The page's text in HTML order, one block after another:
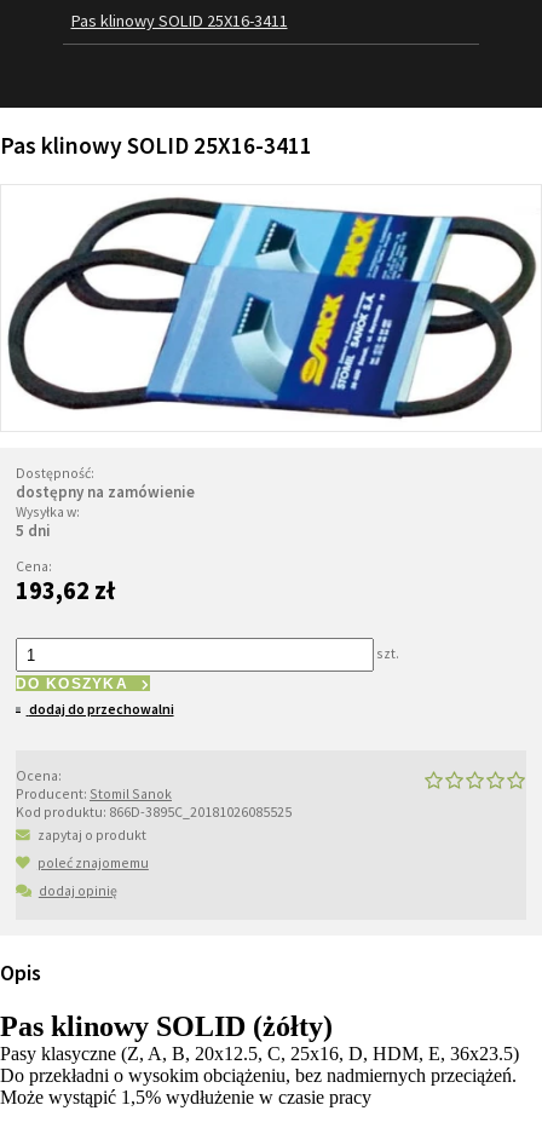
KONTAKTPas klinowy SOLID 25X16-3411
Pas klinowy SOLID 25X16-3411
Dostępność:
dostępny na zamówienie
Wysyłka w:
5 dni
Cena:
193,62 zł
szt.
DO KOSZYKA
dodaj do przechowalni
Ocena:
Producent: Stomil Sanok
Kod produktu: 866D-3895C_20181026085525
zapytaj o produkt
poleć znajomemu
dodaj opinię
Opis
Pas klinowy SOLID (żółty)
Pasy klasyczne (Z, A, B, 20x12.5, C, 25x16, D, HDM, E, 36x23.5)
Do przekładni o wysokim obciążeniu, bez nadmiernych przeciążeń.
Może wystąpić 1,5% wydłużenie w czasie pracy